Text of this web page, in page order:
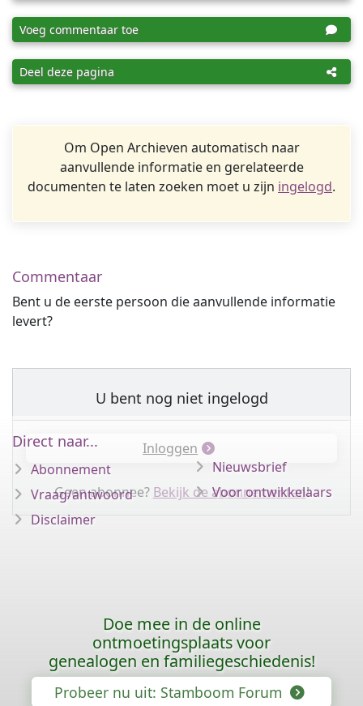
Voeg commentaar toe
Deel deze pagina
Om Open Archieven automatisch naar
aanvullende informatie en gerelateerde
documenten te laten zoeken moet u zijn ingelogd.
Commentaar
Bent u de eerste persoon die aanvullende informatie
levert?
U bent nog niet ingelogd
Inloggen
Geen abonnee? Bekijk de abonnementen!
Direct naar...
Abonnement
Vraag/antwoord
Disclaimer
Nieuwsbrief
Voor ontwikkelaars
Doe mee in de online
ontmoetingsplaats voor
genealogen en familiegeschiedenis!
Probeer nu uit: Stamboom Forum